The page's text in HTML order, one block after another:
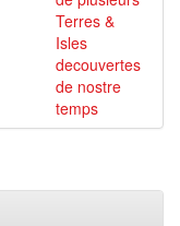
Terres &
Isles
decouvertes
de nostre
temps